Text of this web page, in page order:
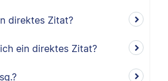
direktes Zitat?
ein direktes Zitat?